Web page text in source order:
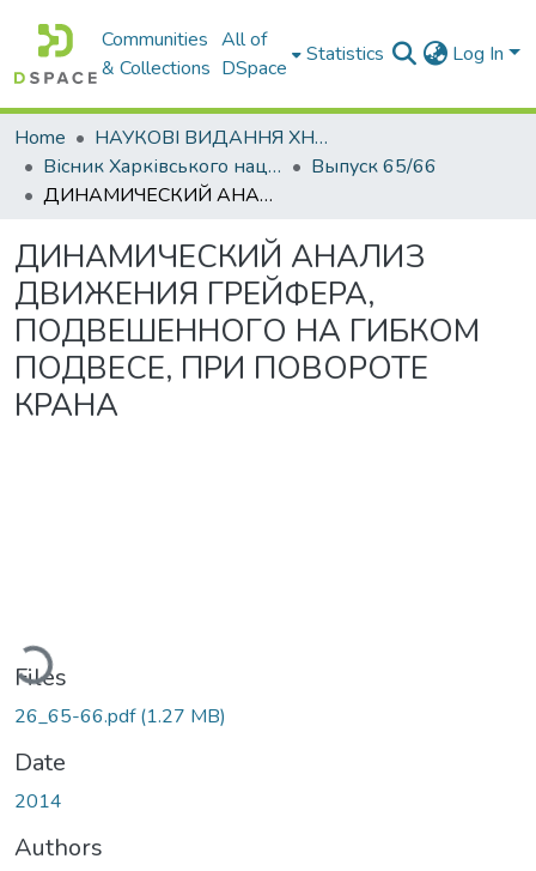
Communities
& Collections
All of
DSpace
Statistics Log In
Home
НАУКОВІ ВИДАННЯ ХНАДУ
Вісник Харківського національного автомобільно-дорожнього університету / Вестник Харьковского национального автомобильно-дорожного университета
Выпуск 65/66
ДИНАМИЧЕСКИЙ АНАЛИЗ ДВИЖЕНИЯ ГРЕЙФЕРА, ПОДВЕШЕННОГО НА ГИБКОМ ПОДВЕСЕ, ПРИ ПОВОРОТЕ КРАНА
ДИНАМИЧЕСКИЙ АНАЛИЗ
ДВИЖЕНИЯ ГРЕЙФЕРА,
ПОДВЕШЕННОГО НА ГИБКОМ
ПОДВЕСЕ, ПРИ ПОВОРОТЕ
КРАНА
Loading...
Files
26_65-66.pdf(1.27 MB)
Date
2014
Authors